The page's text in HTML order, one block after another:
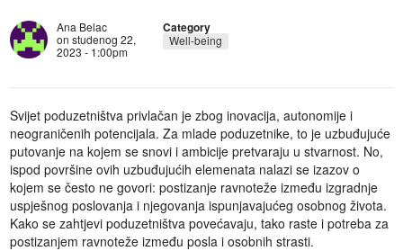
Ana Belac
on studenog 22,
2023 - 1:00pm
Category
Well-being
Svijet poduzetništva privlačan je zbog inovacija, autonomije i
neograničenih potencijala. Za mlade poduzetnike, to je uzbuđujuće
putovanje na kojem se snovi i ambicije pretvaraju u stvarnost. No,
ispod površine ovih uzbuđujućih elemenata nalazi se izazov o
kojem se često ne govori: postizanje ravnoteže između izgradnje
uspješnog poslovanja i njegovanja ispunjavajućeg osobnog života.
Kako se zahtjevi poduzetništva povećavaju, tako raste i potreba za
postizanjem ravnoteže između posla i osobnih strasti.